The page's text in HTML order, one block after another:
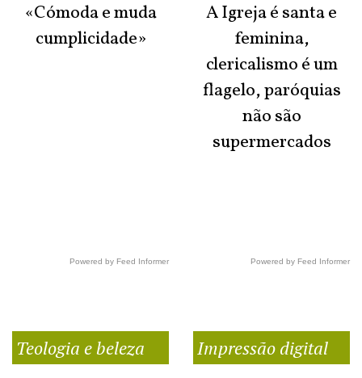
«Cómoda e muda
cumplicidade»
Powered by Feed Informer
A Igreja é santa e
feminina,
clericalismo é um
flagelo, paróquias
não são
supermercados
Powered by Feed Informer
Teologia e beleza Impressão digital